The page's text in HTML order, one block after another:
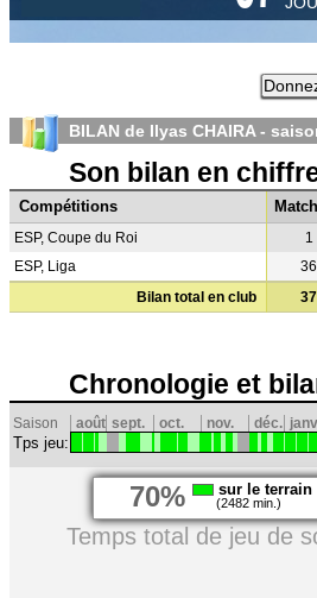
BILAN de Ilyas CHAIRA -
Son bilan en
Compétitions
ESP, Coupe du Roi 1
ESP, Liga
36
Bilan total en club
37
Chronologie et
Saison août sept. oct. nov. déc.
Tps jeu:
70% sur le terrain
(2482 min.)
Temps total de jeu de